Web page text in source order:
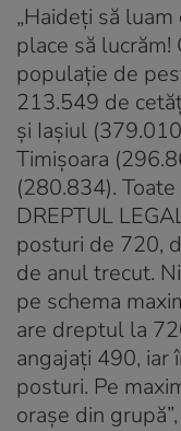
„Haideți să
place să
populație de
213.549 de
și Iașiul
Timișoara
(280.834).
DREPTUL
posturi de 720,
de anul trecut.
pe schema
are dreptul la
angajați 490, iar
posturi. Pe
orașe din